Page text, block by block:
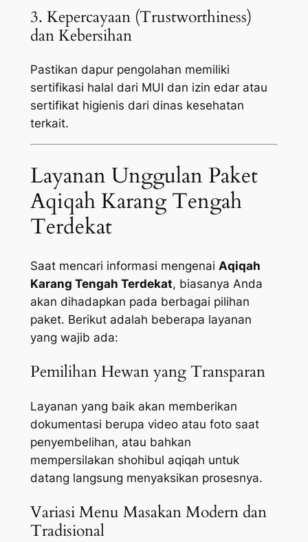
3. Kepercayaan (Trustworthiness)
dan Kebersihan
Pastikan dapur pengolahan memiliki
sertifikasi halal dari MUI dan izin edar atau
sertifikat higienis dari dinas kesehatan
terkait.
Layanan Unggulan Paket
Aqiqah Karang Tengah
Terdekat
Saat mencari informasi mengenai Aqiqah
Karang Tengah Terdekat, biasanya Anda
akan dihadapkan pada berbagai pilihan
paket. Berikut adalah beberapa layanan
yang wajib ada:
Pemilihan Hewan yang Transparan
Layanan yang baik akan memberikan
dokumentasi berupa video atau foto saat
penyembelihan, atau bahkan
mempersilakan shohibul aqiqah untuk
datang langsung menyaksikan prosesnya.
Variasi Menu Masakan Modern dan
Tradisional